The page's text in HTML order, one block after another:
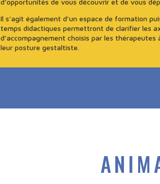
d’opportunités de vous découvrir et de vous
Il s’agit également d’un espace de formation
temps didactiques permettront de clarifier les
d’accompagnement choisis par les thérapeutes
leur posture gestaltiste.